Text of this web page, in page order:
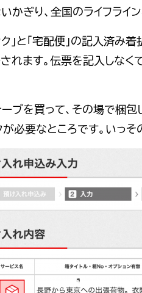
かぎり、全国のライフライ
ク」と「宅配便」の記入済
れます。伝票を記入しなく
ープを買って、その場で梱
必要なところです。いっそ